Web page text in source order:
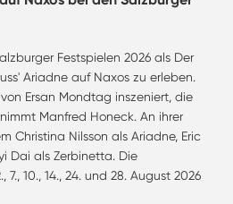
Festspielen 2026 als Der
Ariadne auf Naxos zu erleben.
Ersan Mondtag inszeniert, die
Manfred Honeck. An ihrer
Christina Nilsson als Ariadne, Eric
Dai als Zerbinetta. Die
10., 14., 24. und 28. August 2026